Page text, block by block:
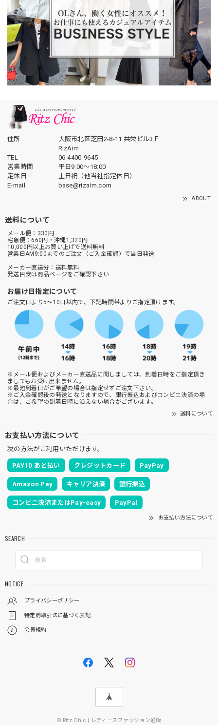
住所
大阪市北区芝田2-8-11 共栄ビル3Ｆ
RizAim
TEL
06-4400-9645
営業時間
平日9:00～18:00
定休日
土日祝（他当社指定休日）
E-mail
base@rizaim.com
ABOUT
送料について
メール便：330円
宅急便：660円・沖縄1,320円
10,000円以上お買い上げで送料無料
営業日AM9:00までのご注文（ご入金確認）で当日発送
メーカー直送分：送料無料
発送目安は商品ページをご確認下さい
お届け日指定について
ご注文日より5～10日以内で、下記時間帯よりご指定頂けます。
※メール便およびメーカー直送品に関しましては、到着日時をご指定頂き
ましてもお受け出来ません。
※最短到着日がご希望の場合は指定せずご注文下さい。
※ご入金確認後の発送となりますので、銀行振込およびコンビニ決済の場
合は、ご希望の到着日時に沿えない場合がございます。
送料について
お支払い方法について
次の方法がご利用いただけます。
PAY ID あと払い クレジットカード PayPay
Amazon Pay キャリア決済 銀行振込
コンビニ決済またはPay-easy PayPal
お支払い方法について
SEARCH
NOTICE
プライバシーポリシー
特定商取引法に基づく表記
会員規約
© Ritz Chic | レディースファッション通販